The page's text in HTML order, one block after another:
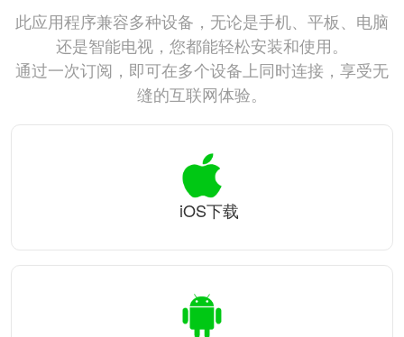
此应用程序兼容多种设备，无论是手机、平板、电脑
还是智能电视，您都能轻松安装和使用。
通过一次订阅，即可在多个设备上同时连接，享受无
缝的互联网体验。
iOS下载